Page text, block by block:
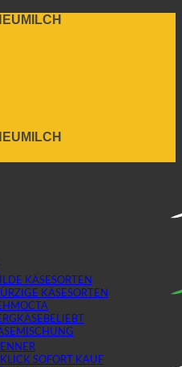
KÄSESORTEN
KÄSESORTEN
SOFORT KAUF